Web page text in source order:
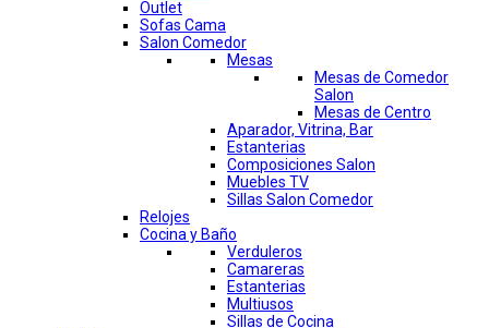
Outlet
Sofas Cama
Salon Comedor
Mesas
Mesas de Comedor
Salon
Mesas de Centro
Aparador, Vitrina, Bar
Estanterias
Composiciones Salon
Muebles TV
Sillas Salon Comedor
Relojes
Cocina y Baño
Verduleros
Camareras
Estanterias
Multiusos
Sillas de Cocina